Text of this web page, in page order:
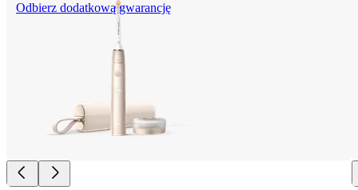
Odbierz dodatkową gwarancję